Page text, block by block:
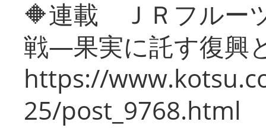
🔶連載 ＪＲフルー
戦―果実に託す復興
https://
25/post_9768.html